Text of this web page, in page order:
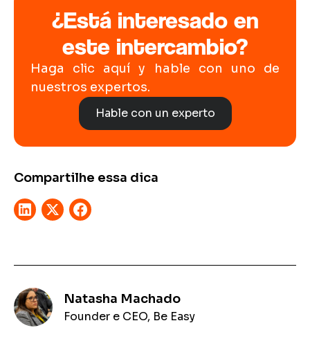
¿Está interesado en
este intercambio?
Haga clic aquí y hable con uno de
nuestros expertos.
Hable con un experto
Compartilhe essa dica
Natasha Machado
Founder e CEO, Be Easy